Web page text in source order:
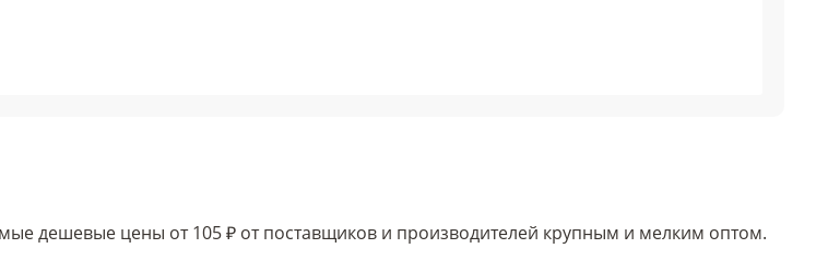
дешевые цены от 105 ₽ от поставщиков и производителей крупным и мелким оптом.